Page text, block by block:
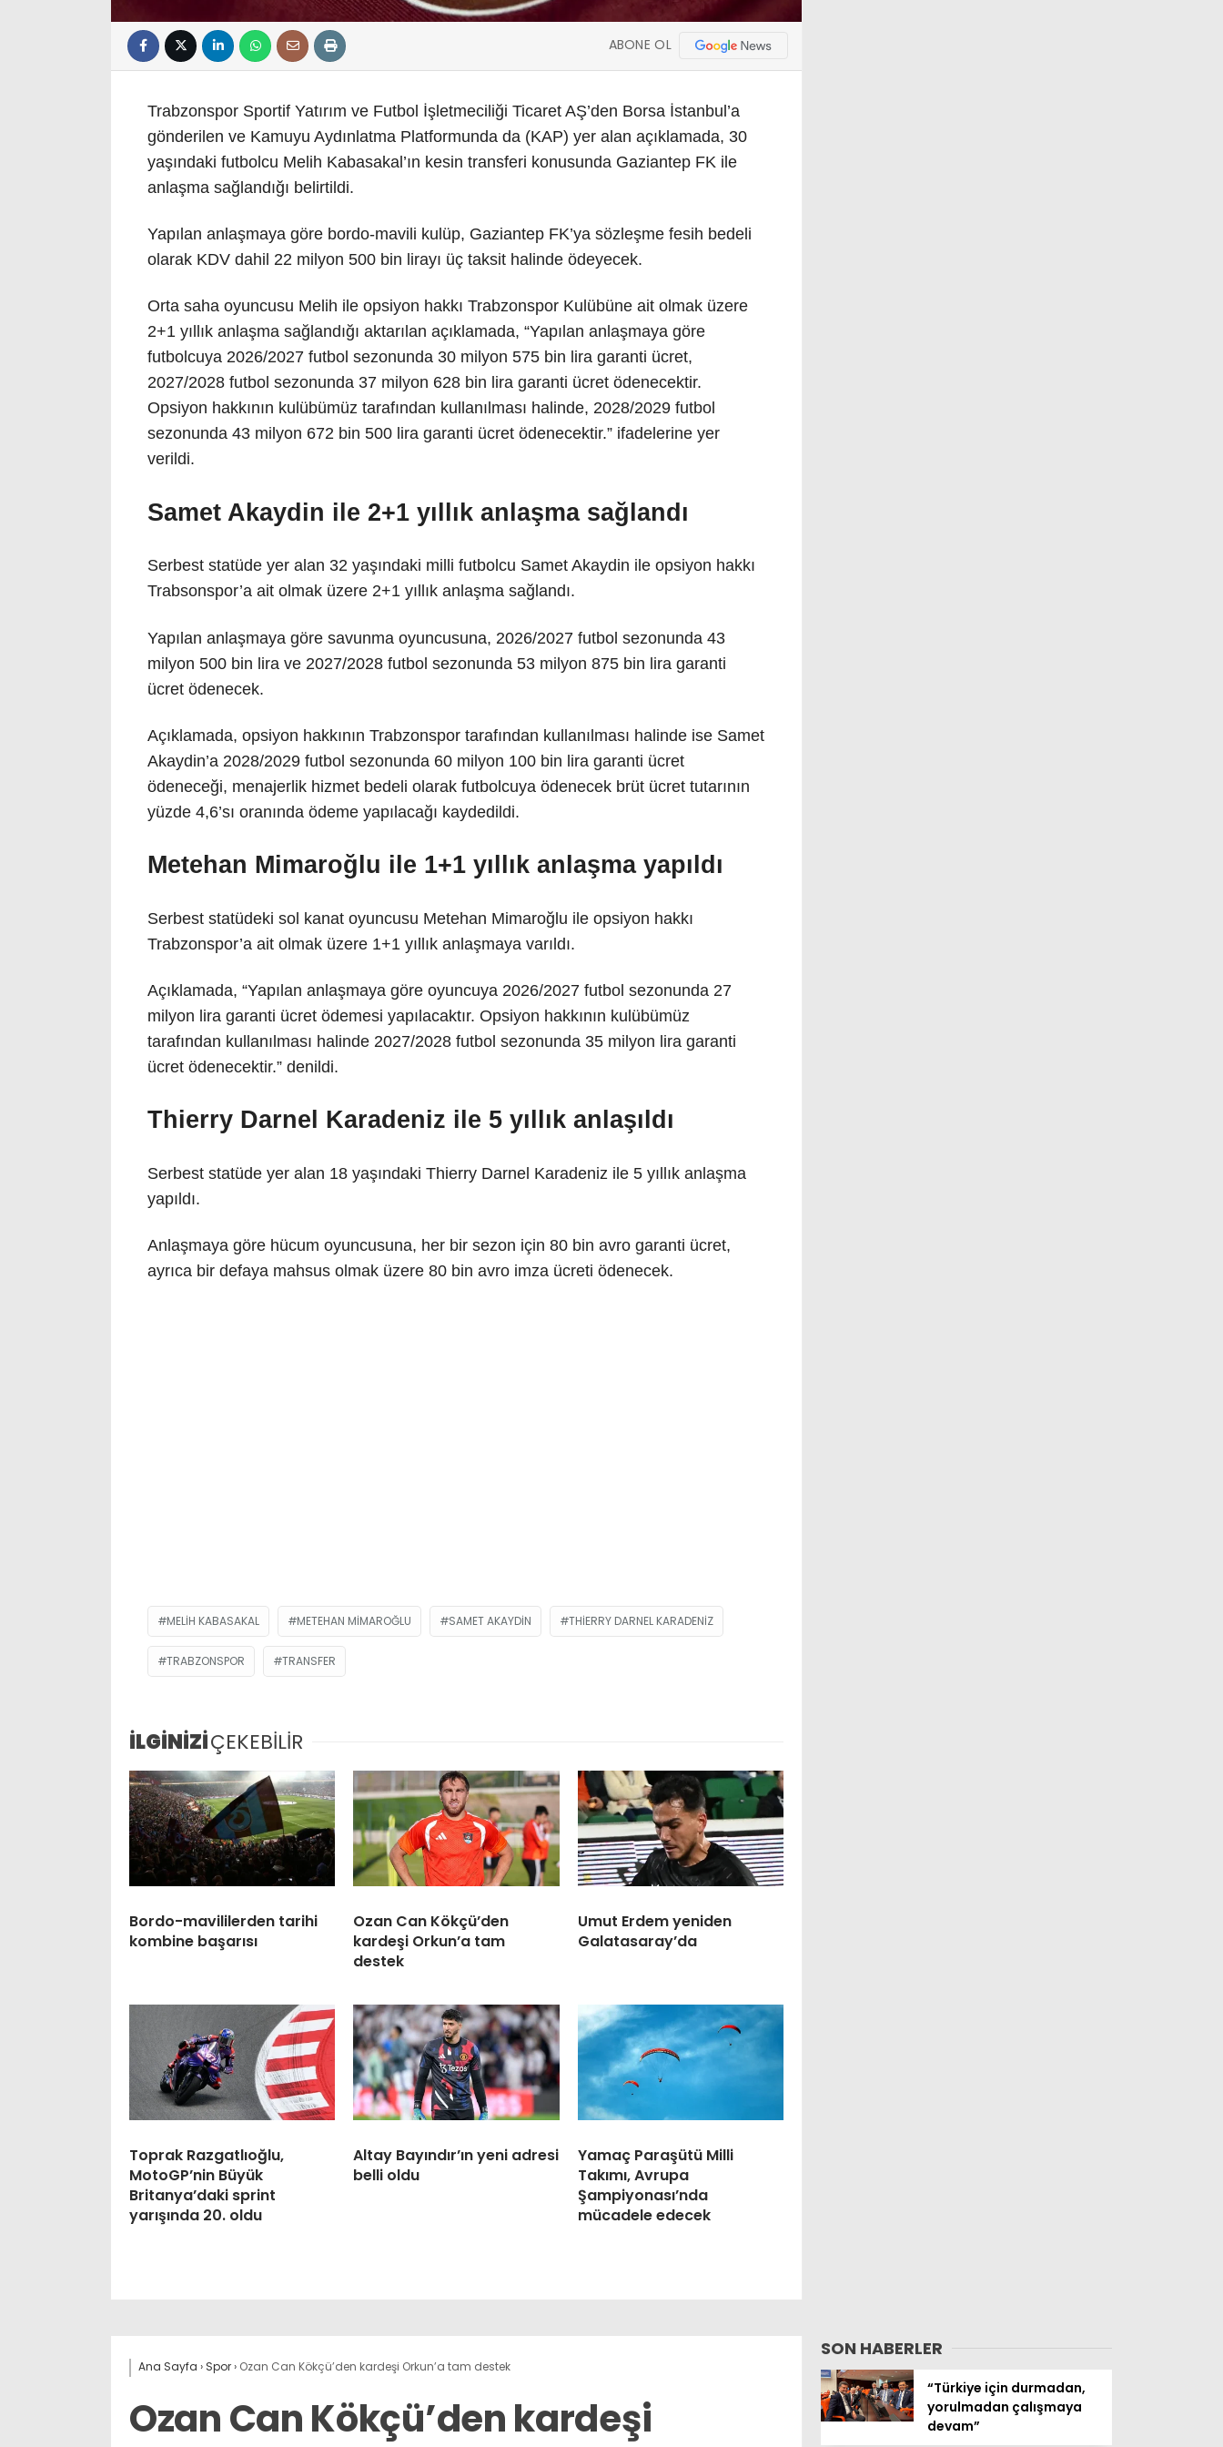
ABONE OL
Trabzonspor Sportif Yatırım ve Futbol İşletmeciliği Ticaret AŞ’den Borsa İstanbul’a
gönderilen ve Kamuyu Aydınlatma Platformunda da (KAP) yer alan açıklamada, 30
yaşındaki futbolcu Melih Kabasakal’ın kesin transferi konusunda Gaziantep FK ile
anlaşma sağlandığı belirtildi.
Yapılan anlaşmaya göre bordo-mavili kulüp, Gaziantep FK’ya sözleşme fesih bedeli
olarak KDV dahil 22 milyon 500 bin lirayı üç taksit halinde ödeyecek.
Orta saha oyuncusu Melih ile opsiyon hakkı Trabzonspor Kulübüne ait olmak üzere
2+1 yıllık anlaşma sağlandığı aktarılan açıklamada, “Yapılan anlaşmaya göre
futbolcuya 2026/2027 futbol sezonunda 30 milyon 575 bin lira garanti ücret,
2027/2028 futbol sezonunda 37 milyon 628 bin lira garanti ücret ödenecektir.
Opsiyon hakkının kulübümüz tarafından kullanılması halinde, 2028/2029 futbol
sezonunda 43 milyon 672 bin 500 lira garanti ücret ödenecektir.” ifadelerine yer
verildi.
Samet Akaydin ile 2+1 yıllık anlaşma sağlandı
Serbest statüde yer alan 32 yaşındaki milli futbolcu Samet Akaydin ile opsiyon hakkı
Trabsonspor’a ait olmak üzere 2+1 yıllık anlaşma sağlandı.
Yapılan anlaşmaya göre savunma oyuncusuna, 2026/2027 futbol sezonunda 43
milyon 500 bin lira ve 2027/2028 futbol sezonunda 53 milyon 875 bin lira garanti
ücret ödenecek.
Açıklamada, opsiyon hakkının Trabzonspor tarafından kullanılması halinde ise Samet
Akaydin’a 2028/2029 futbol sezonunda 60 milyon 100 bin lira garanti ücret
ödeneceği, menajerlik hizmet bedeli olarak futbolcuya ödenecek brüt ücret tutarının
yüzde 4,6’sı oranında ödeme yapılacağı kaydedildi.
Metehan Mimaroğlu ile 1+1 yıllık anlaşma yapıldı
Serbest statüdeki sol kanat oyuncusu Metehan Mimaroğlu ile opsiyon hakkı
Trabzonspor’a ait olmak üzere 1+1 yıllık anlaşmaya varıldı.
Açıklamada, “Yapılan anlaşmaya göre oyuncuya 2026/2027 futbol sezonunda 27
milyon lira garanti ücret ödemesi yapılacaktır. Opsiyon hakkının kulübümüz
tarafından kullanılması halinde 2027/2028 futbol sezonunda 35 milyon lira garanti
ücret ödenecektir.” denildi.
Thierry Darnel Karadeniz ile 5 yıllık anlaşıldı
Serbest statüde yer alan 18 yaşındaki Thierry Darnel Karadeniz ile 5 yıllık anlaşma
yapıldı.
Anlaşmaya göre hücum oyuncusuna, her bir sezon için 80 bin avro garanti ücret,
ayrıca bir defaya mahsus olmak üzere 80 bin avro imza ücreti ödenecek.
MELIH KABASAKAL METEHAN MIMAROĞLU SAMET AKAYDIN THIERRY DARNEL KARADENIZ
TRABZONSPOR TRANSFER
İLGİNİZİÇEKEBİLİR
Bordo-mavililerden tarihi
kombine başarısı
Ozan Can Kökçü’den
kardeşi Orkun’a tam
destek
Umut Erdem yeniden
Galatasaray’da
Toprak Razgatlıoğlu,
MotoGP’nin Büyük
Britanya’daki sprint
yarışında 20. oldu
Altay Bayındır’ın yeni adresi
belli oldu
Yamaç Paraşütü Milli
Takımı, Avrupa
Şampiyonası’nda
mücadele edecek
Ana Sayfa › Spor› Ozan Can Kökçü’den kardeşi Orkun’a tam destek
Ozan Can Kökçü’den kardeşi
SON HABERLER
“Türkiye için durmadan,
yorulmadan çalışmaya
devam”